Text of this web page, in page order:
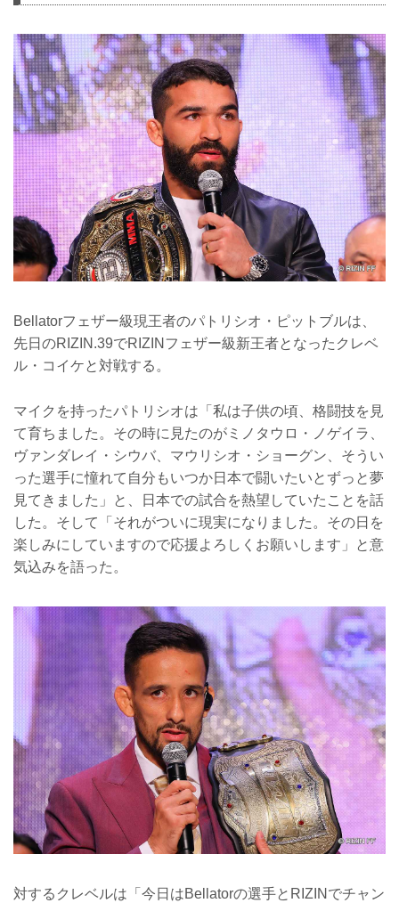
Bellatorフェザー級現王者のパトリシオ・ピットブルは、
先日のRIZIN.39でRIZINフェザー級新王者となったクレベ
ル・コイケと対戦する。
マイクを持ったパトリシオは「私は子供の頃、格闘技を見
て育ちました。その時に見たのがミノタウロ・ノゲイラ、
ヴァンダレイ・シウバ、マウリシオ・ショーグン、そうい
った選手に憧れて自分もいつか日本で闘いたいとずっと夢
見てきました」と、日本での試合を熱望していたことを話
した。そして「それがついに現実になりました。その日を
楽しみにしていますので応援よろしくお願いします」と意
気込みを語った。
対するクレベルは「今日はBellatorの選手とRIZINでチャン